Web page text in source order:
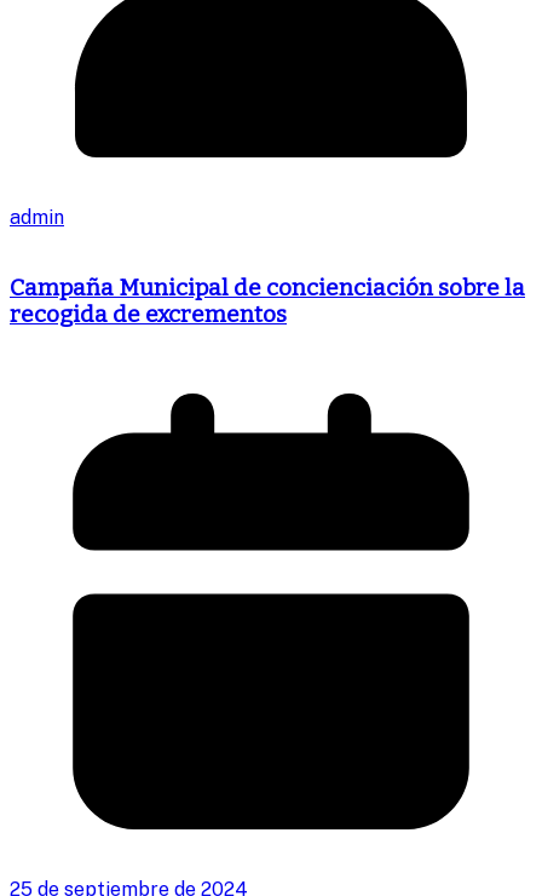
admin
Campaña Municipal de concienciación sobre la
recogida de excrementos
25 de septiembre de 2024